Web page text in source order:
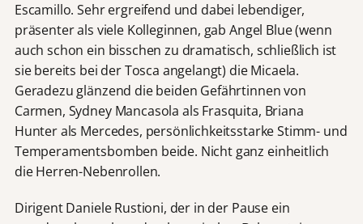
Escamillo. Sehr ergreifend und dabei lebendiger,
präsenter als viele Kolleginnen, gab Angel Blue (wenn
auch schon ein bisschen zu dramatisch, schließlich ist
sie bereits bei der Tosca angelangt) die Micaela.
Geradezu glänzend die beiden Gefährtinnen von
Carmen, Sydney Mancasola als Frasquita, Briana
Hunter als Mercedes, persönlichkeitsstarke Stimm- und
Temperamentsbomben beide. Nicht ganz einheitlich
die Herren-Nebenrollen.
Dirigent Daniele Rustioni, der in der Pause ein